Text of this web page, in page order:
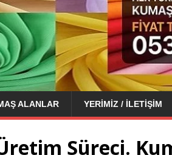
ALANLAR YERIMIZ / İLETIŞIM
Süreci.